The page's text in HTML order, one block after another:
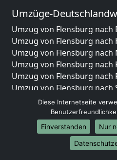
Umzüge-
Umzug von Flensburg nach
Umzug von Flensburg nach
Umzug von Flensburg nach
Umzug von Flensburg nach
Umzug von Flensburg
Umzug von Flensburg
Umzug von Flensburg
Umzug von Flensburg nach
Umzug von Flensburg
Umzug von Flensburg nach
Umzug von Flensburg nach
Diese Internetseite
Einverstanden
Nur